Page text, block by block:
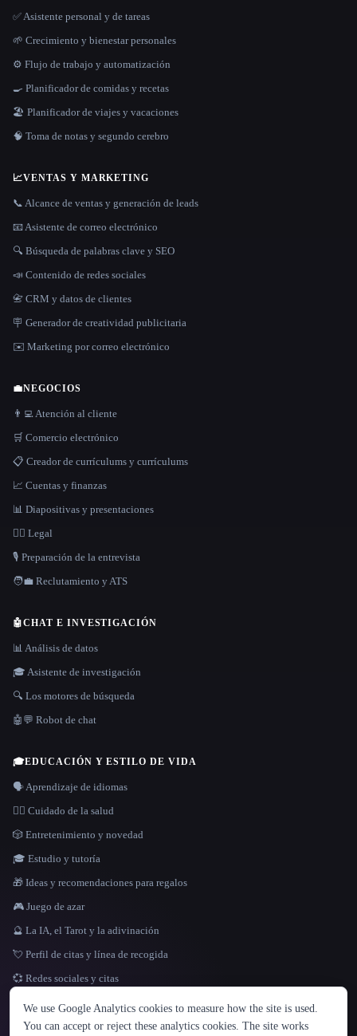
IDIOMA
English español Français Русский 简体中文
✅ Asistente personal y de tareas
🌱 Crecimiento y bienestar personales
⚙️ Flujo de trabajo y automatización
🍳 Planificador de comidas y recetas
🏖 Planificador de viajes y vacaciones
🧠 Toma de notas y segundo cerebro
📈VENTAS Y MARKETING
📞 Alcance de ventas y generación de leads
📧 Asistente de correo electrónico
🔍 Búsqueda de palabras clave y SEO
📣 Contenido de redes sociales
📇 CRM y datos de clientes
🪧 Generador de creatividad publicitaria
✉️ Marketing por correo electrónico
💼NEGOCIOS
👨‍💻 Atención al cliente
🛒 Comercio electrónico
📋 Creador de currículums y currículums
📈 Cuentas y finanzas
📊 Diapositivas y presentaciones
👩‍⚖️ Legal
🎙️ Preparación de la entrevista
🧑‍💼 Reclutamiento y ATS
🤖CHAT E INVESTIGACIÓN
📊 Análisis de datos
🎓 Asistente de investigación
🔍 Los motores de búsqueda
🤖💬 Robot de chat
🎓EDUCACIÓN Y ESTILO DE VIDA
🗣️ Aprendizaje de idiomas
👩‍⚕️ Cuidado de la salud
🎲 Entretenimiento y novedad
🎓 Estudio y tutoría
🎁 Ideas y recomendaciones para regalos
🎮 Juego de azar
🔮 La IA, el Tarot y la adivinación
💘 Perfil de citas y línea de recogida
💞 Redes sociales y citas
We use Google Analytics cookies to measure how the site is used.
You can accept or reject these analytics cookies. The site works